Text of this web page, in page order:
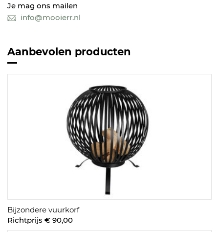
Je mag ons mailen
info@mooierr.nl
Aanbevolen producten
Bijzondere vuurkorf
Richtprijs € 90,00